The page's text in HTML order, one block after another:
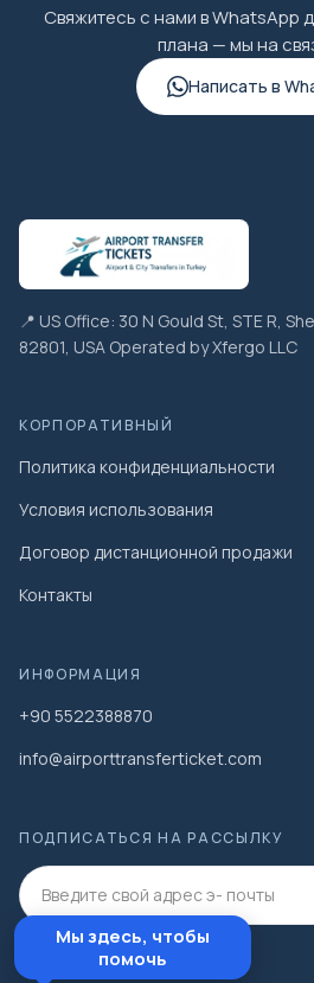
Свяжитесь с нами в WhatsApp
плана — мы на
Написать в
📍 US Office: 30 N Gould St, STE R,
82801, USA Operated by Xfergo LLC
КОРПОРАТИВНЫЙ
Политика конфиденциальности
Условия использования
Договор дистанционной продажи
Контакты
ИНФОРМАЦИЯ
+90 5522388870
info@airporttransferticket.com
ПОДПИСАТЬСЯ НА РАССЫЛКУ
Мы здесь, чтобы
помочь